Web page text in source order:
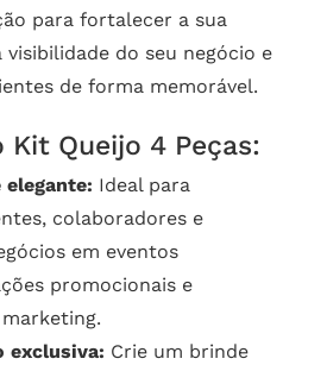
para fortalecer a sua
do seu negócio e
de forma memorável.
Kit Queijo 4 Peças:
Ideal para
colaboradores e
em eventos
promocionais e
exclusiva: Crie um brinde